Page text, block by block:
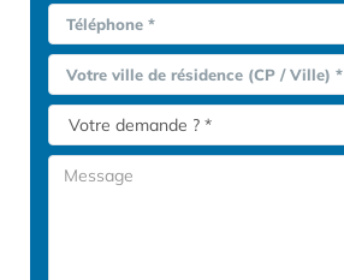
Téléphone *
Votre ville de résidence (CP / Ville) *